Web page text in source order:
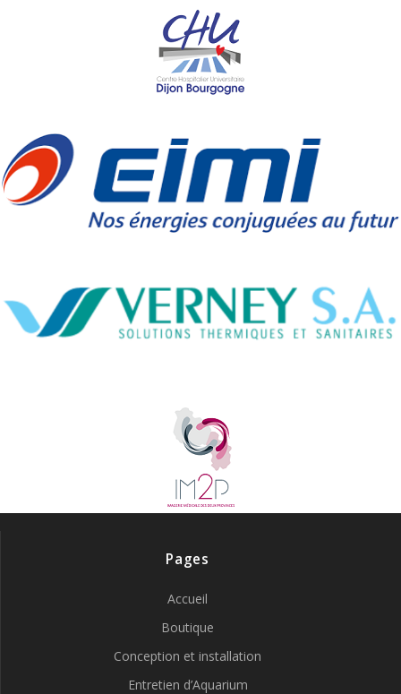
Pages
Accueil
Boutique
Conception et installation
Entretien d’Aquarium